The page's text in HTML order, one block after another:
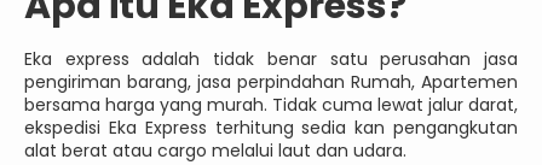
Eka express adalah tidak benar satu perusahan jasa
pengiriman barang, jasa perpindahan Rumah, Apartemen
bersama harga yang murah. Tidak cuma lewat jalur darat,
ekspedisi Eka Express terhitung sedia kan pengangkutan
alat berat atau cargo melalui laut dan udara.